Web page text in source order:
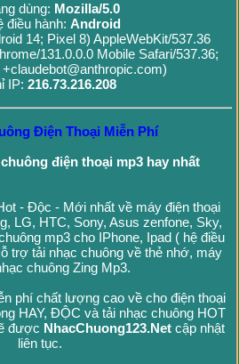
dùng: Mozilla/5.0
điều hành: Android
14; Pixel 8) AppleWebKit/537.36
131.0.0.0 Mobile Safari/537.36;
IP: 216.73.216.208
Điện Thoại Miễn Phí
điện thoại mp3 hay nhất
- Độc - Mới nhất về máy điện thoại
LG, HTC, Sony, Asus zenfone, Sky,
mp3 cho IPhone, Ipad ( hệ điều
trợ tải nhạc chuông về thẻ nhớ, máy
chuông Zing Mp3.
phí chất lượng cao về cho điện thoại
HAY, ĐỘC và tải nhạc chuông HOT
được NhacChuong123.Netcập nhật
liên tục.